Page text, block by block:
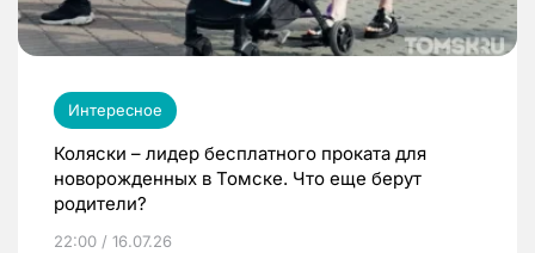
Интересное
Коляски – лидер бесплатного проката для
новорожденных в Томске. Что еще берут
родители?
22:00 / 16.07.26